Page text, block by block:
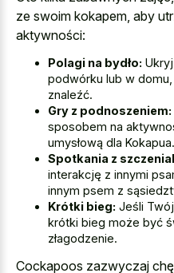
ze swoim kokapem, aby
aktywności:
Polagi na bydło:
podwórku lub w domu,
znaleźć.
Gry z podnoszeniem:
sposobem na
umysłową dla Kokapua.
Spotkania z
interakcję z innymi
innym psem z
Krótki bieg: Jeśli
krótki bieg może być
złagodzenie.
Cockapoos zazwyczaj